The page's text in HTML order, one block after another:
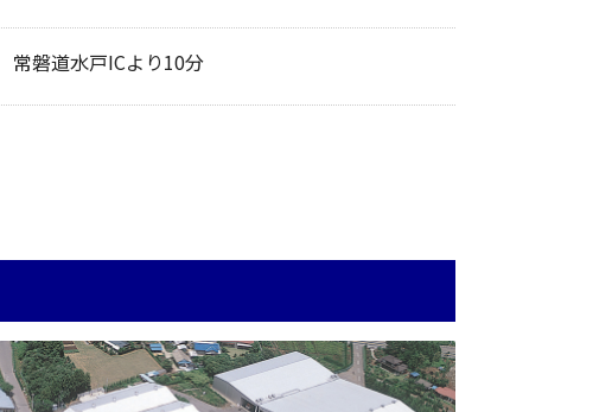
常磐道水戸ICより10分